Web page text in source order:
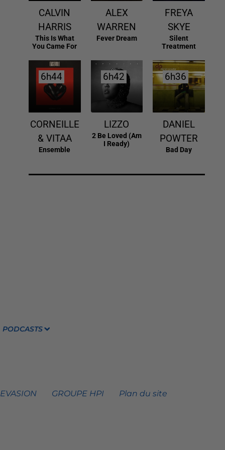
CALVIN
HARRIS
This Is What
You Came For
ALEX
WARREN
Fever Dream
FREYA
SKYE
Silent
Treatment
6h44
6h44
CORNEILLE
& VITAA
Ensemble
6h42
6h42
LIZZO
2 Be Loved (am
I Ready)
6h36
6h36
DANIEL
POWTER
Bad Day
PODCASTS
GROUPE HPI Plan du site